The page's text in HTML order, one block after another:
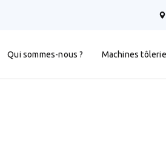
Qui sommes-nous ? Machines tôlerie